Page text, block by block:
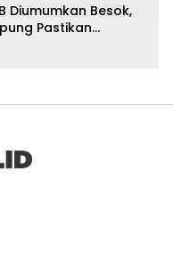
Diumumkan Besok,
Pastikan